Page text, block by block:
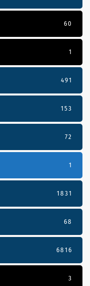
60
1
491
153
72
1
1831
68
6816
3